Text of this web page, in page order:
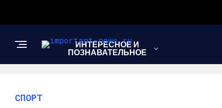
ИНТЕРЕСНОЕ И
ПОЗНАВАТЕЛЬНОЕ
СПОРТ